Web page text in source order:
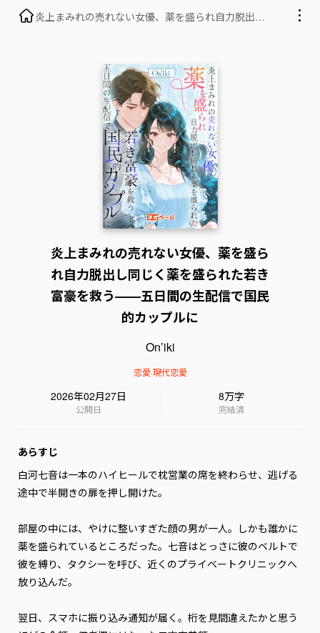
炎上まみれの売れない女優、薬を盛られ自力脱出し
炎上まみれの売れない女優、薬を盛ら
れ自力脱出し同じく薬を盛られた若き
富豪を救う——五日間の生配信で国民
的カップルに
On’iki
恋愛·現代恋愛
2026年02月27日
公開日
8万字
完結済
あらすじ
白河七音は一本のハイヒールで枕営業の席を終わらせ、逃げる
途中で半開きの扉を押し開けた。
部屋の中には、やけに整いすぎた顔の男が一人。しかも誰かに
薬を盛られているところだった。七音はとっさに彼のベルトで
彼を縛り、タクシーを呼び、近くのプライベートクリニックへ
放り込んだ。
翌日、スマホに振り込み通知が届く。桁を見間違えたかと思う